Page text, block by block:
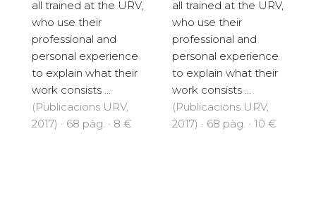
all trained at the URV,
who use their
professional and
personal experience
to explain what their
work consists ...
(Publicacions URV,
2017) · 68 pàg. · 8 €
all trained at the URV,
who use their
professional and
personal experience
to explain what their
work consists ...
(Publicacions URV,
2017) · 68 pàg. · 10 €